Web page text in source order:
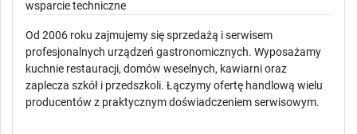
Gastro-Tech
Wyposażenie i serwis gastronomii – sprzedaż, montaż i
wsparcie techniczne
Od 2006 roku zajmujemy się sprzedażą i serwisem